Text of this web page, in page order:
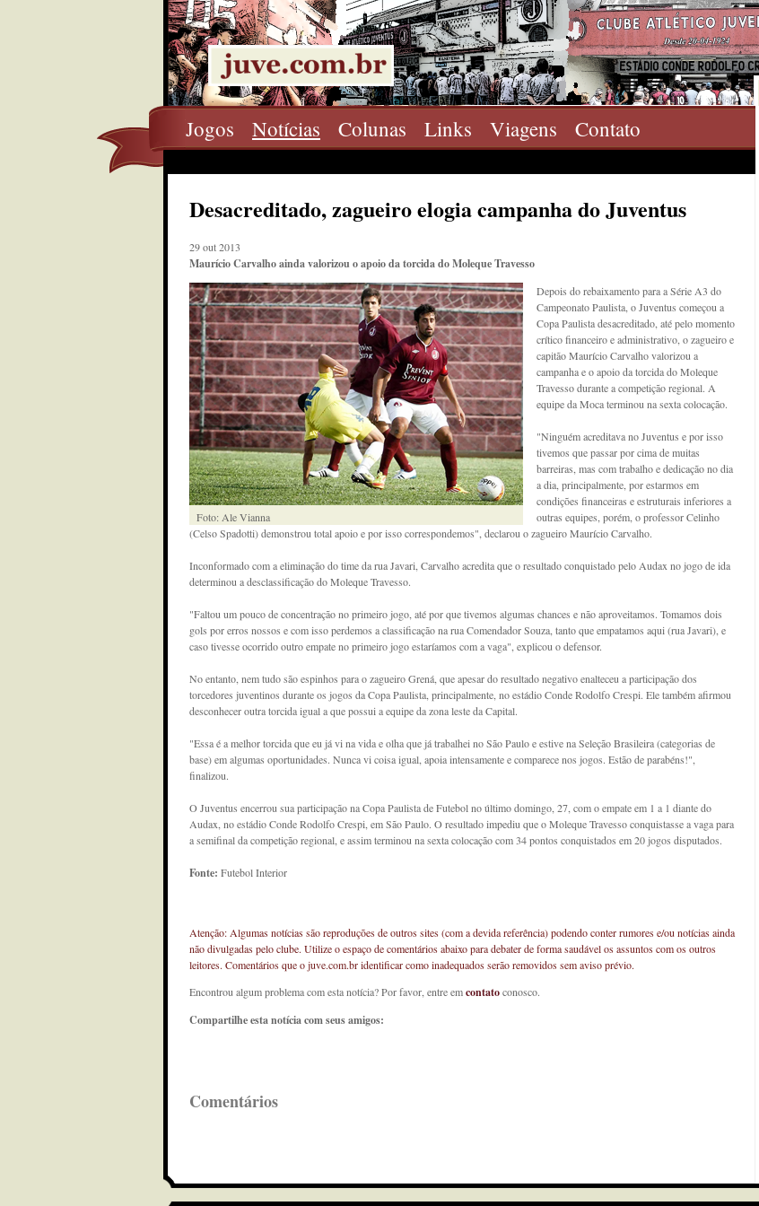
Jogos Notícias Colunas Links Viagens Contato
Desacreditado, zagueiro elogia campanha do Juventus
29 out 2013
Maurício Carvalho ainda valorizou o apoio da torcida do Moleque Travesso
Foto: Ale Vianna
Depois do rebaixamento para a Série A3 do
Campeonato Paulista, o Juventus começou a
Copa Paulista desacreditado, até pelo momento
crítico financeiro e administrativo, o zagueiro e
capitão Maurício Carvalho valorizou a
campanha e o apoio da torcida do Moleque
Travesso durante a competição regional. A
equipe da Moca terminou na sexta colocação.
"Ninguém acreditava no Juventus e por isso
tivemos que passar por cima de muitas
barreiras, mas com trabalho e dedicação no dia
a dia, principalmente, por estarmos em
condições financeiras e estruturais inferiores a
outras equipes, porém, o professor Celinho
(Celso Spadotti) demonstrou total apoio e por isso correspondemos", declarou o zagueiro Maurício Carvalho.
Inconformado com a eliminação do time da rua Javari, Carvalho acredita que o resultado conquistado pelo Audax no jogo de ida
determinou a desclassificação do Moleque Travesso.
"Faltou um pouco de concentração no primeiro jogo, até por que tivemos algumas chances e não aproveitamos. Tomamos dois
gols por erros nossos e com isso perdemos a classificação na rua Comendador Souza, tanto que empatamos aqui (rua Javari), e
caso tivesse ocorrido outro empate no primeiro jogo estaríamos com a vaga", explicou o defensor.
No entanto, nem tudo são espinhos para o zagueiro Grená, que apesar do resultado negativo enalteceu a participação dos
torcedores juventinos durante os jogos da Copa Paulista, principalmente, no estádio Conde Rodolfo Crespi. Ele também afirmou
desconhecer outra torcida igual a que possui a equipe da zona leste da Capital.
"Essa é a melhor torcida que eu já vi na vida e olha que já trabalhei no São Paulo e estive na Seleção Brasileira (categorias de
base) em algumas oportunidades. Nunca vi coisa igual, apoia intensamente e comparece nos jogos. Estão de parabéns!",
finalizou.
O Juventus encerrou sua participação na Copa Paulista de Futebol no último domingo, 27, com o empate em 1 a 1 diante do
Audax, no estádio Conde Rodolfo Crespi, em São Paulo. O resultado impediu que o Moleque Travesso conquistasse a vaga para
a semifinal da competição regional, e assim terminou na sexta colocação com 34 pontos conquistados em 20 jogos disputados.
Fonte: Futebol Interior
Atenção: Algumas notícias são reproduções de outros sites (com a devida referência) podendo conter rumores e/ou notícias ainda
não divulgadas pelo clube. Utilize o espaço de comentários abaixo para debater de forma saudável os assuntos com os outros
leitores. Comentários que o juve.com.br identificar como inadequados serão removidos sem aviso prévio.
Encontrou algum problema com esta notícia? Por favor, entre emcontatoconosco.
Compartilhe esta notícia com seus amigos:
Comentários